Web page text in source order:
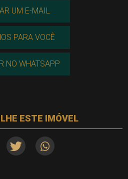
UM E-MAIL
PARA VOCÊ
NO WHATSAPP
ESTE IMÓVEL